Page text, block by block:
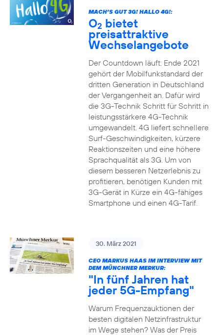
MACH’S GUT 3G! HALLO 4G!:
O2 bietet
preisattraktive
Wechselangebote
Der Countdown läuft: Ende 2021
gehört der Mobilfunkstandard der
dritten Generation in Deutschland
der Vergangenheit an. Dafür wird
die 3G-Technik Schritt für Schritt in
leistungsstärkere 4G-Technik
umgewandelt. 4G liefert schnellere
Surf-Geschwindigkeiten, kürzere
Reaktionszeiten und eine höhere
Sprachqualität als 3G. Um von
diesem besseren Netzerlebnis zu
profitieren, benötigen Kunden mit
3G-Gerät in Kürze ein 4G-fähiges
Smartphone und einen 4G-Tarif.
30. März 2021
CEO MARKUS HAAS IM INTERVIEW MIT
DEM MÜNCHNER MERKUR:
"In fünf Jahren hat
jeder 5G-Empfang"
Warum Frequenzauktionen der
besten digitalen Netzinfrastruktur
im Wege stehen? Was der Preis